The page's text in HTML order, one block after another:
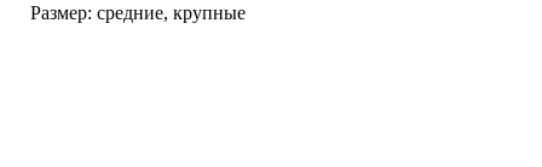
Размер: средние, крупные